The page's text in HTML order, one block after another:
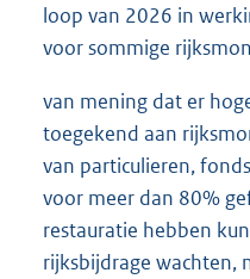
loop van 2026 in
voor sommige
van mening dat er
toegekend aan
van particulieren,
voor meer dan 80%
restauratie hebben
rijksbijdrage wachten,